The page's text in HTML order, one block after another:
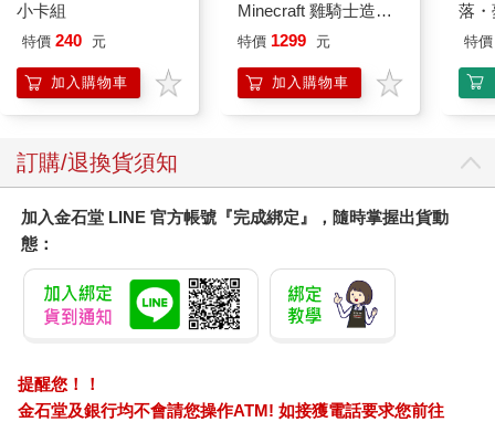
小卡組
特價 240 元
加入購物車
Minecraft 雞騎士造型
ICON小夜燈
特價 1299 元
加入購物車
落
特價
訂購/退換貨須知
加入金石堂 LINE 官方帳號『完成綁定』，隨時掌握出貨動
態：
提醒您！！
金石堂及銀行均不會請您操作ATM! 如接獲電話要求您前往